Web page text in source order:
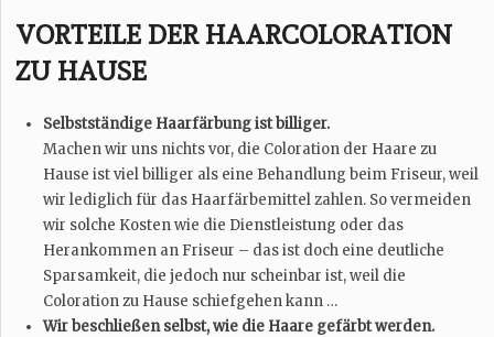
VORTEILE DER HAARCOLORATION
ZU HAUSE
Selbstständige Haarfärbung ist billiger.
Machen wir uns nichts vor, die Coloration der Haare zu
Hause ist viel billiger als eine Behandlung beim Friseur, weil
wir lediglich für das Haarfärbemittel zahlen. So vermeiden
wir solche Kosten wie die Dienstleistung oder das
Herankommen an Friseur – das ist doch eine deutliche
Sparsamkeit, die jedoch nur scheinbar ist, weil die
Coloration zu Hause schiefgehen kann …
Wir beschließen selbst, wie die Haare gefärbt werden.